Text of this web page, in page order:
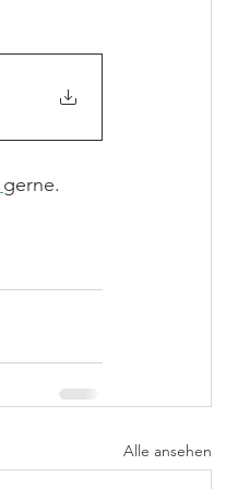
gerne.
Alle ansehen